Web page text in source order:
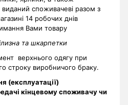
споживачеві разом з
14 робочих днів
Вами товару
та шкарпетки
верхнього одягу при
строку виробничого браку.
(експлуатації)
кінцевому споживачу чи